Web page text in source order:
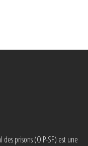
prisons (OIP-SF) est une